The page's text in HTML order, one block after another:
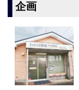
企画